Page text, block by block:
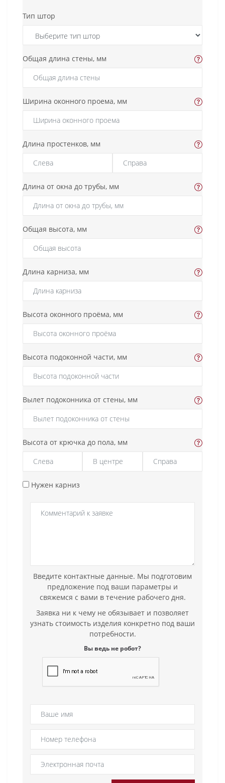
Тип штор
Общая длина стены, мм
Ширина оконного проема, мм
Длина простенков, мм
Длина от окна до трубы, мм
Общая высота, мм
Длина карниза, мм
Высота оконного проёма, мм
Высота подоконной части, мм
Вылет подоконника от стены, мм
Высота от крючка до пола, мм
Нужен карниз
Введите контактные данные. Мы подготовим
предложение под ваши параметры и
свяжемся с вами в течение рабочего дня.
Заявка ни к чему не обязывает и позволяет
узнать стоимость изделия конкретно под ваши
потребности.
Вы ведь не робот?